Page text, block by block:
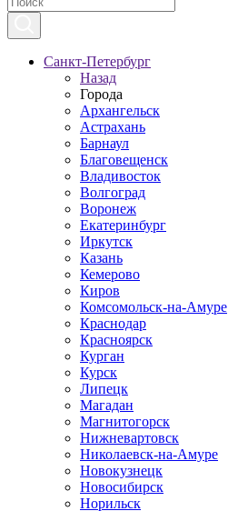
Санкт-Петербург
Назад
Города
Архангельск
Астрахань
Барнаул
Благовещенск
Владивосток
Волгоград
Воронеж
Екатеринбург
Иркутск
Казань
Кемерово
Киров
Комсомольск-на-Амуре
Краснодар
Красноярск
Курган
Курск
Липецк
Магадан
Магнитогорск
Нижневартовск
Николаевск-на-Амуре
Новокузнецк
Новосибирск
Норильск